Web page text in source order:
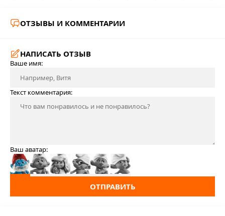
ОТЗЫВЫ И КОММЕНТАРИИ
НАПИСАТЬ ОТЗЫВ
Ваше имя:
Текст комментария:
Ваш аватар:
ОТПРАВИТЬ